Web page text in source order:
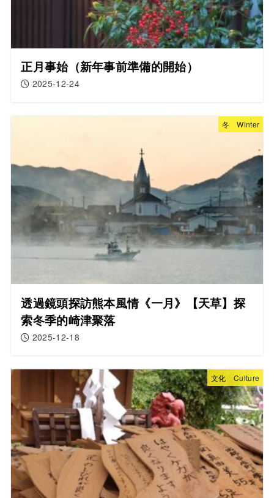
正月事始（新年事前準備的開始）
2025-12-24
冬 Winter
透過鏡頭探訪熊本風情《一月》【天草】探
索冬季的崎津聚落
2025-12-18
文化 Culture